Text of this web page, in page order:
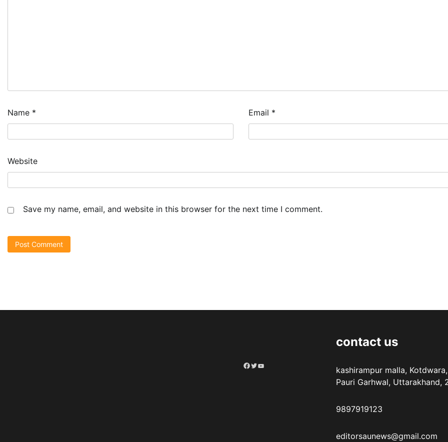
Name * Email *
Website
Save my name, email, and website in this browser for the next time I comment.
Facebook
Twitter
YouTube
contact us
kashirampur malla,
Pauri Garhwal, Uttarakhand,
9897919123
editorsaunews@gmail.com